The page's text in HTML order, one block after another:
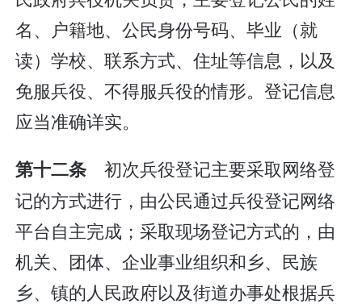
名、户籍地、公民身份号码、毕业（就
读）学校、联系方式、住址等信息，以及
免服兵役、不得服兵役的情形。登记信息
应当准确详实。
第十二条初次兵役登记主要采取网络登
记的方式进行，由公民通过兵役登记网络
平台自主完成；采取现场登记方式的，由
机关、团体、企业事业组织和乡、民族
乡、镇的人民政府以及街道办事处根据兵